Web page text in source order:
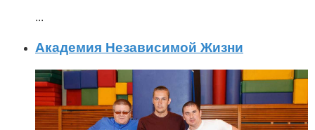
...
Академия Независимой Жизни